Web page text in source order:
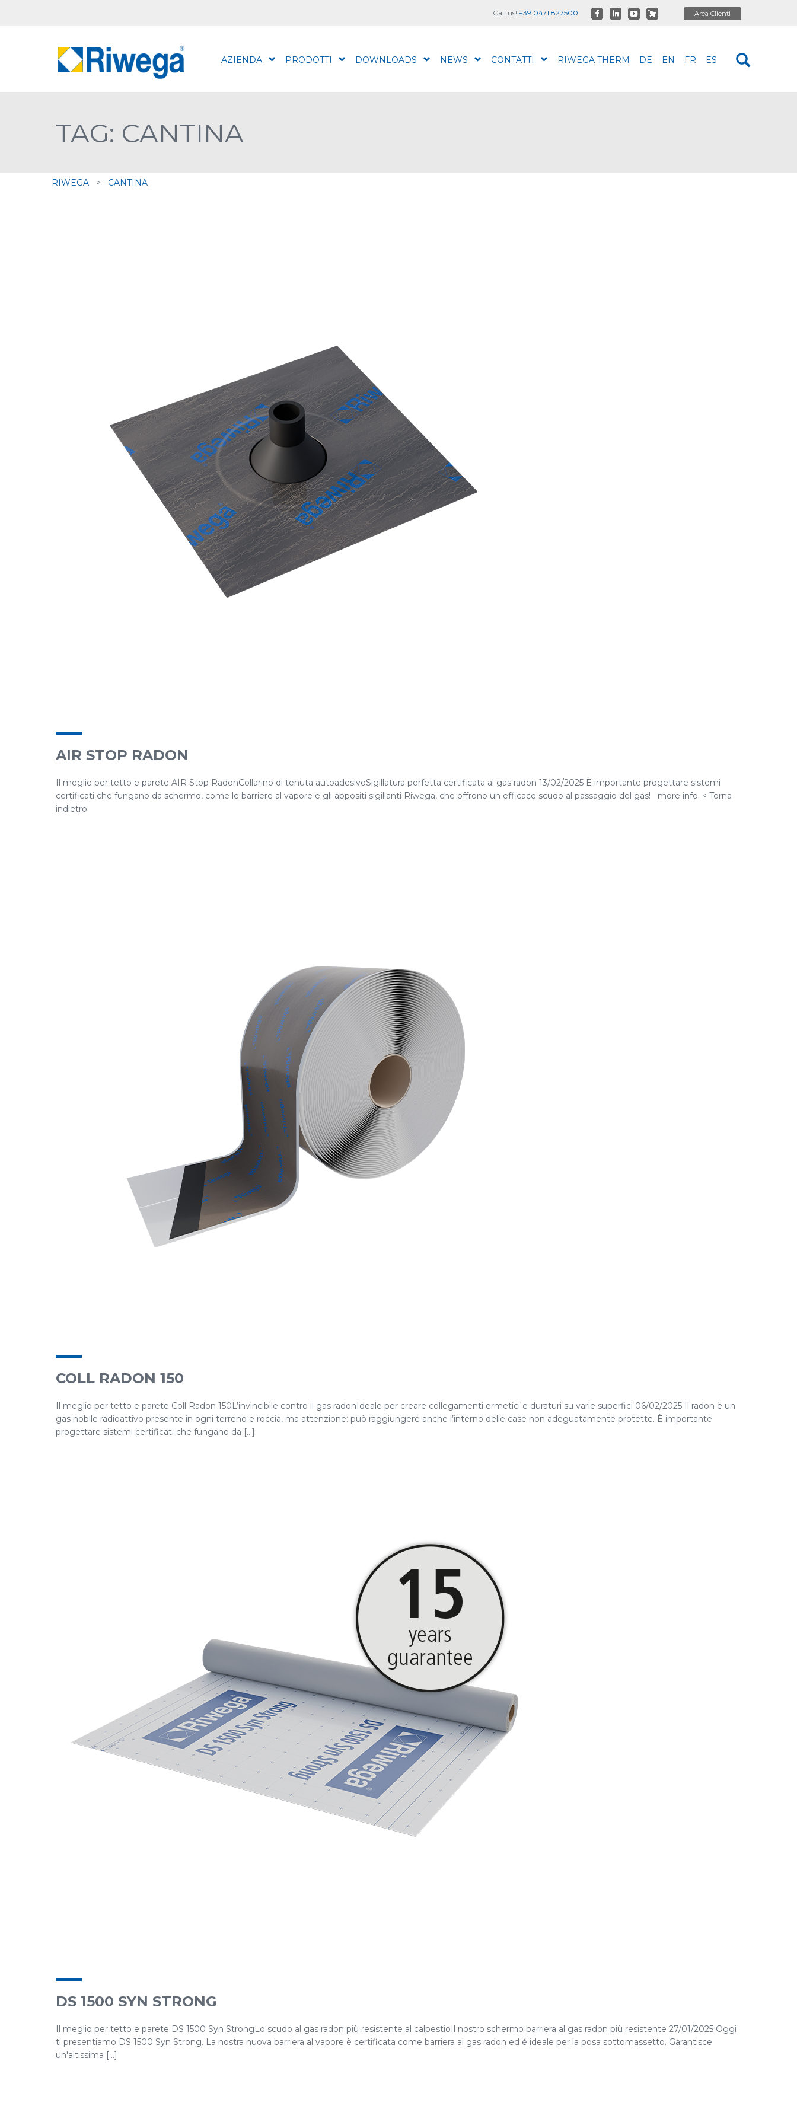
AZIENDA PRODOTTI DOWNLOADS NEWS CONTATTI RIWEGA THERM DE EN FR ES
Call us! +39 0471 827500
TAG: CANTINA
RIWEGA > CANTINA
AIR STOP RADON
Il meglio per tetto e parete AIR Stop RadonCollarino di tenuta autoadesivoSigillatura perfetta certificata al gas radon 13/02/2025 È importante progettare sistemi
certificati che fungano da schermo, come le barriere al vapore e gli appositi sigillanti Riwega, che offrono un efficace scudo al passaggio del gas! more info. < Torna
indietro
COLL RADON 150
Il meglio per tetto e parete Coll Radon 150L’invincibile contro il gas radonIdeale per creare collegamenti ermetici e duraturi su varie superfici 06/02/2025 Il radon è un
gas nobile radioattivo presente in ogni terreno e roccia, ma attenzione: può raggiungere anche l’interno delle case non adeguatamente protette. È importante
progettare sistemi certificati che fungano da [...]
DS 1500 SYN STRONG
Il meglio per tetto e parete DS 1500 Syn StrongLo scudo al gas radon più resistente al calpestioIl nostro schermo barriera al gas radon più resistente 27/01/2025 Oggi
ti presentiamo DS 1500 Syn Strong. La nostra nuova barriera al vapore è certificata come barriera al gas radon ed é ideale per la posa sottomassetto. Garantisce
un'altissima [...]